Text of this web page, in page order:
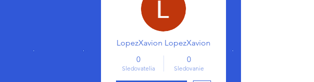
LopezXavion LopezXavion
0
Sledovatelia
0
Sledovanie